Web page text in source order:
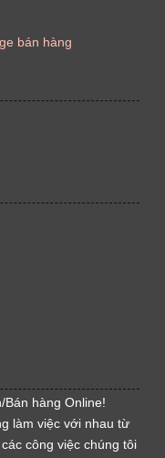
bán hàng
Bán hàng Online!
làm việc với nhau từ
công việc chúng tôi